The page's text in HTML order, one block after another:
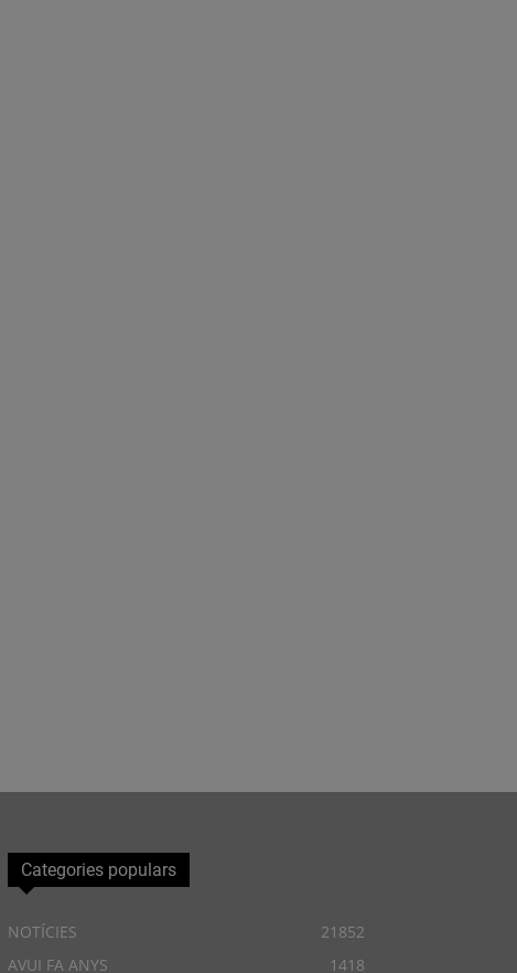
Categories populars
NOTÍCIES
21852
AVUI FA ANYS
1418